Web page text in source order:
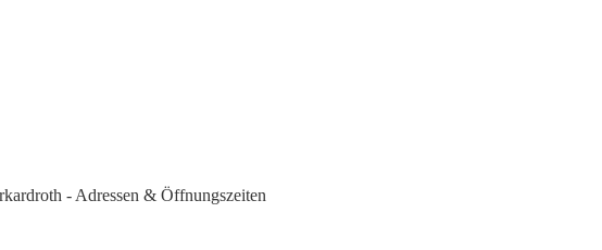
- Adressen & Öffnungszeiten